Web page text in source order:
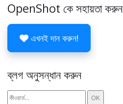
OpenShot কে সহায়তা করুন
এখনই দান করুন!
ব্লগ অনুসন্ধান করুন